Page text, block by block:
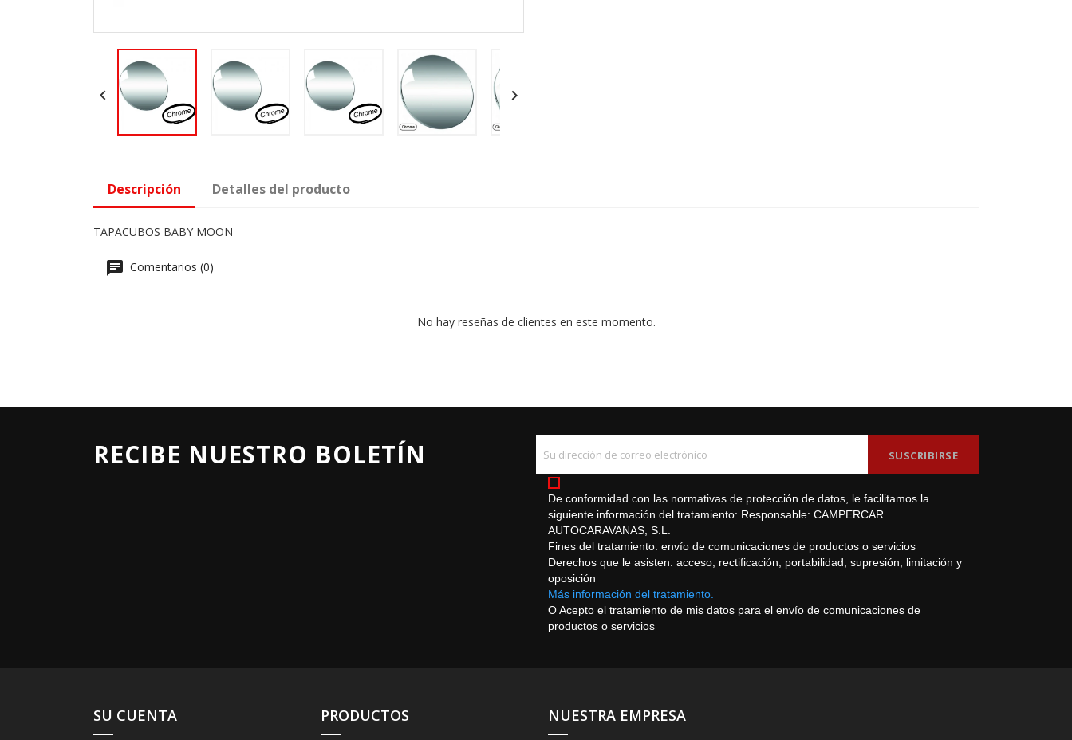
 
Descripción Detalles del producto
TAPACUBOS BABY MOON
Comentarios (0)
No hay reseñas de clientes en este momento.
RECIBE NUESTRO BOLETÍN
De conformidad con las normativas de protección de datos, le facilitamos la
siguiente información del tratamiento: Responsable: CAMPERCAR
AUTOCARAVANAS, S.L.
Fines del tratamiento: envío de comunicaciones de productos o servicios
Derechos que le asisten: acceso, rectificación, portabilidad, supresión, limitación y
oposición
Más información del tratamiento.
O Acepto el tratamiento de mis datos para el envío de comunicaciones de
productos o servicios
SU CUENTA PRODUCTOS NUESTRA EMPRESA